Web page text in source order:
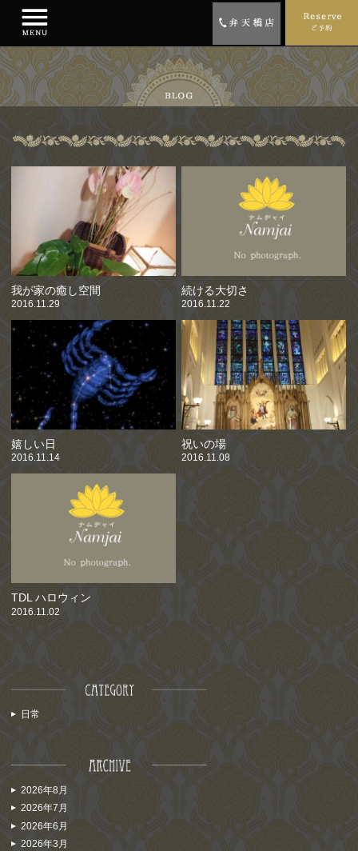
我が家の癒し空間
2016.11.29
続ける大切さ
2016.11.22
嬉しい日
2016.11.14
祝いの場
2016.11.08
TDL ハロウィン
2016.11.02
日常
2026年8月
2026年7月
2026年6月
2026年3月